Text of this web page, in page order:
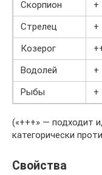
Скорпион
+
Стрелец
+
Козерог
Водолей
+
Рыбы
+
(«+++» — подходит
категорически
Свойства